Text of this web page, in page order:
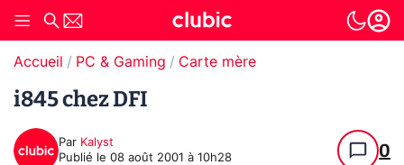
Accueil PC & Gaming Carte mère
i845 chez DFI
Par Kalyst
Publié le 08 août 2001 à 10h28 0